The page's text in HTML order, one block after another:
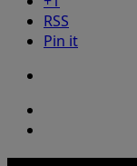
RSS
Pin it